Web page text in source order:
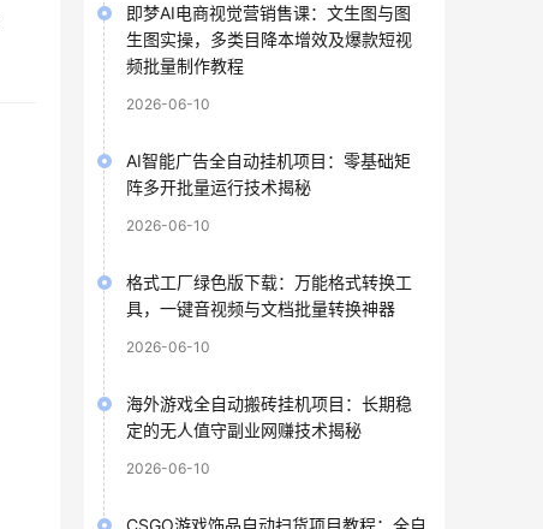
即梦AI电商视觉营销售课：文生图与图
生图实操，多类目降本增效及爆款短视
频批量制作教程
2026-06-10
AI智能广告全自动挂机项目：零基础矩
阵多开批量运行技术揭秘
2026-06-10
格式工厂绿色版下载：万能格式转换工
具，一键音视频与文档批量转换神器
2026-06-10
海外游戏全自动搬砖挂机项目：长期稳
定的无人值守副业网赚技术揭秘
2026-06-10
CSGO游戏饰品自动扫货项目教程：全自